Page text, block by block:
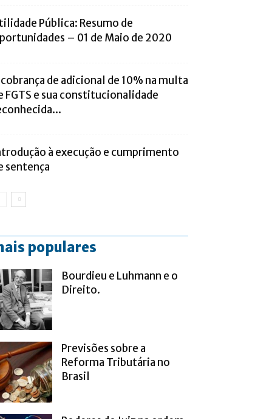
Pública: Resumo de
– 01 de Maio de 2020
de adicional de 10% na multa
FGTS e sua constitucionalidade
à execução e cumprimento
sentença
populares
Bourdieu e Luhmann e o
Direito.
Previsões sobre a
Reforma Tributária no
Brasil